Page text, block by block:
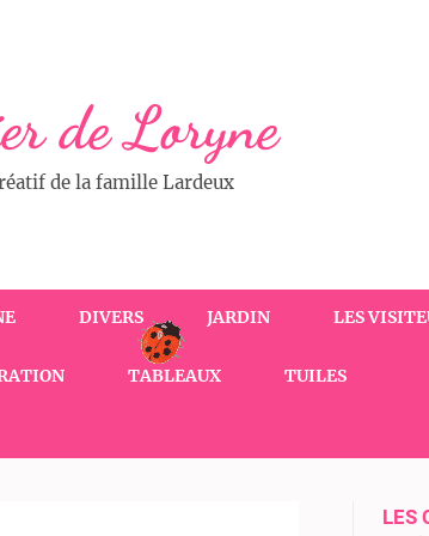
de Loryne
de la famille Lardeux
DIVERS JARDIN LES
TABLEAUX TUILES
LES